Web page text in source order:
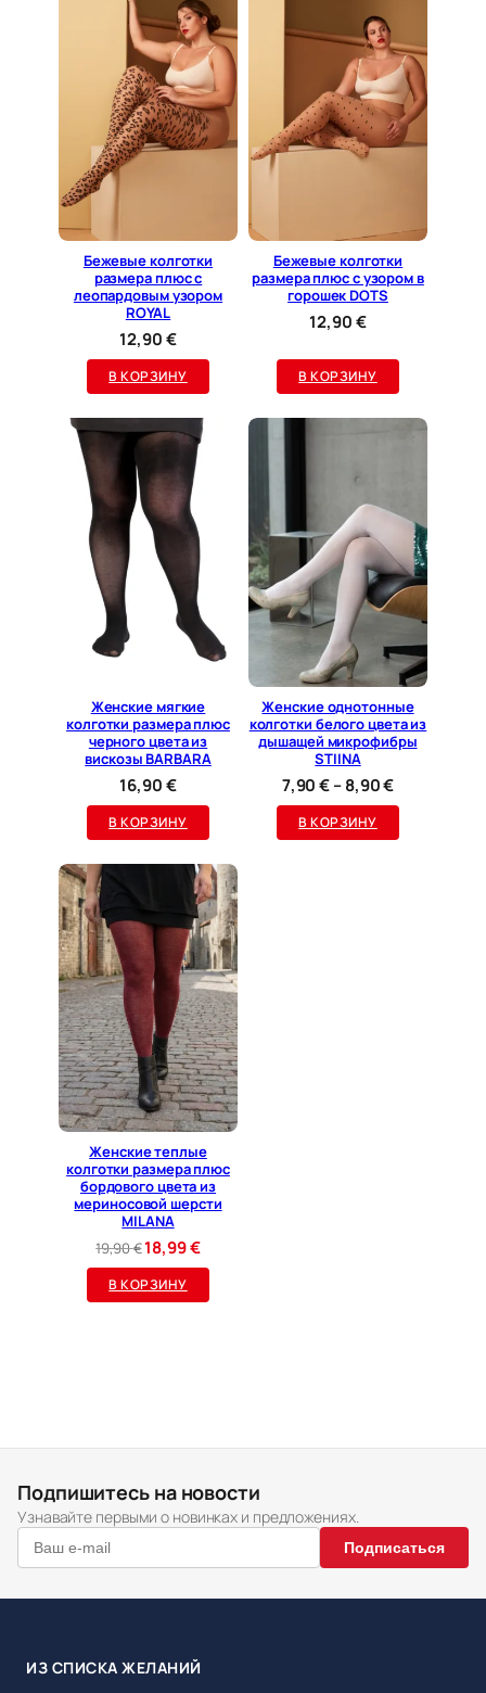
Бежевые колготки
размера плюс с
леопардовым узором
ROYAL
12,90€
В КОРЗИНУ
Бежевые колготки
размера плюс с узором в
горошек DOTS
12,90€
В КОРЗИНУ
Женские мягкие
колготки размера плюс
черного цвета из
вискозы BARBARA
16,90€
В КОРЗИНУ
Женские однотонные
колготки белого цвета из
дышащей микрофибры
STIINA
7,90€–8,90€Диапазон
цен:
В КОРЗИНУ
Женские теплые
колготки размера плюс
бордового цвета из
мериносовой шерсти
MILANA
19,90€Первоначальная
цена
составляла
18,99€Текущая
цена:
В КОРЗИНУ
Подпишитесь на новости
Узнавайте первыми о новинках и предложениях.
Подписаться
ИЗ СПИСКА ЖЕЛАНИЙ